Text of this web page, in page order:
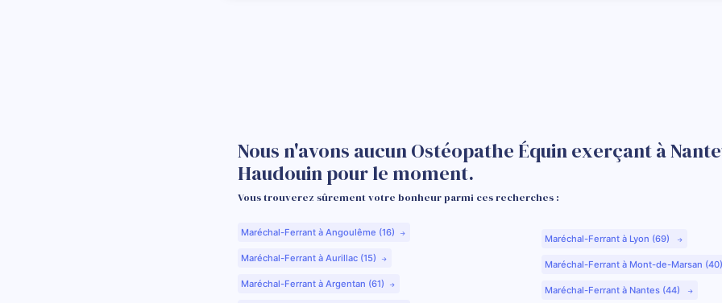
Nous n'avons aucun Ostéopathe Équin exerçant à
Haudouin pour le moment.
Vous trouverez sûrement votre bonheur parmi ces recherches :
Maréchal-Ferrant à Angoulême (16)
Maréchal-Ferrant à Aurillac (15)
Maréchal-Ferrant à Argentan (61)
Maréchal-Ferrant à Lyon (69)
Maréchal-Ferrant à Mont-de-Marsan
Maréchal-Ferrant à Nantes (44)